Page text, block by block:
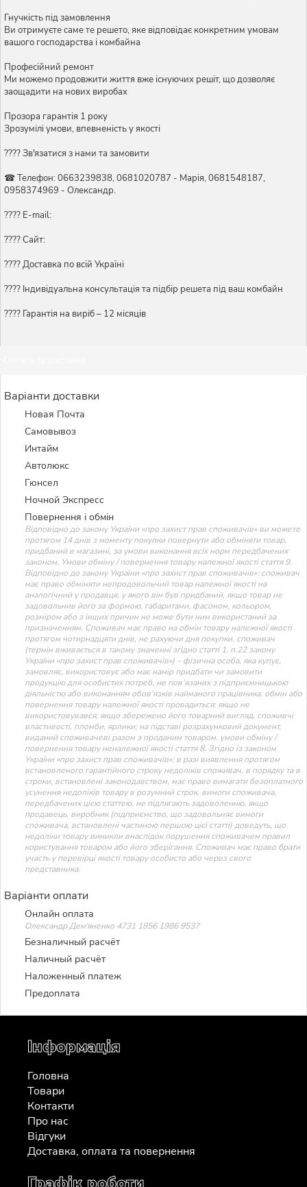
Гнучкість під замовлення
Ви отримуєте саме те решето, яке відповідає конкретним умовам
вашого господарства і комбайна
Професійний ремонт
Ми можемо продовжити життя вже існуючих решіт, що дозволяє
заощадити на нових виробах
Прозора гарантія 1 року
Зрозумілі умови, впевненість у якості
???? Зв'язатися з нами та замовити
☎ Телефон: 0663239838, 0681020787 - Марія, 0681548187,
0958374969 - Олександр.
???? E-mail:
???? Сайт:
???? Доставка по всій Україні
????️ Індивідуальна консультація та підбір решета під ваш комбайн
???? Гарантія на виріб – 12 місяців
Варіанти доставки
Новая Почта
Самовывоз
Интайм
Автолюкс
Гюнсел
Ночной Экспресс
Повернення і обмін
Відповідно до закону України «про захист прав споживачів» ви можете
протягом 14 днів з моменту покупки повернути або обміняти товар,
придбаний в магазині, за умови виконання всіх норм передбачених
законом. Умови обміну / повернення товару належної якості стаття 9.
Відповідно до закону України «про захист прав споживачів»: споживач
має право обміняти непродовольчий товар належної якості на
аналогічний у продавця, у якого він був придбаний, якщо товар не
задовольнив його за формою, габаритами, фасоном, кольором,
розміром або з інших причин не може бути ним використаний за
призначенням. Споживач має право на обмін товару належної якості
протягом чотирнадцяти днів, не рахуючи дня покупки. споживач
(термін вживається в такому значенні згідно статті 1. п.22 закону
України «про захист прав споживачів») – фізична особа, яка купує,
замовляє, використовує або має намір придбати чи замовити
продукцію для особистих потреб, не пов’язаних з підприємницькою
діяльністю або виконанням обов’язків найманого працівника. обмін або
повернення товару належної якості провадиться: якщо не
використовувався; якщо збережено його товарний вигляд, споживчі
властивості, пломби, ярлики; на підставі розрахунковий документ,
виданий споживачеві разом з проданим товаром. умови обміну /
повернення товару неналежної якості стаття 8. Згідно із законом
України «про захист прав споживачів»: в разі виявлення протягом
встановленого гарантійного строку недоліків споживач, в порядку та в
строки, встановлені законодавством, має право вимагати безоплатного
усунення недоліків товару в розумний строк. вимоги споживача,
передбачених цією статтею, не підлягають задоволенню, якщо
продавець, виробник (підприємство, що задовольняє вимоги
споживача, встановлені частиною першою цієї статті) доведуть, що
недоліки товару виникли внаслідок порушення споживачем правил
користування товаром або його зберігання. Споживач має право брати
участь у перевірці якості товару особисто або через свого
представника.
Варіанти оплати
Онлайн оплата
Олександр Дем'яненко 4731 1856 1986 9537
Безналичный расчёт
Наличный расчёт
Наложенный платеж
Предоплата
Інформація
Головна
Товари
Контакти
Про нас
Відгуки
Доставка, оплата та повернення